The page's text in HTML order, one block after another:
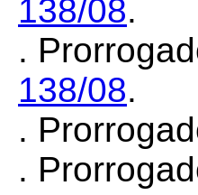
138/08.
.
138/08.
.
.